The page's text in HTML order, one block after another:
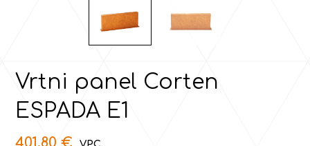
Vrtni panel Corten
ESPADA E1
401,80€